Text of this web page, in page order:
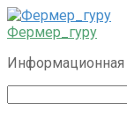
Перейти
к
Фермер_гуру